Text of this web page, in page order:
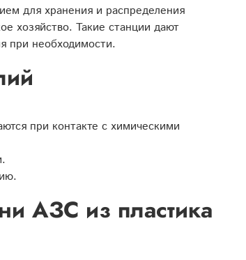
для хранения и распределения
хозяйство. Такие станции дают
при необходимости.
при контакте с химическими
АЗС из пластика